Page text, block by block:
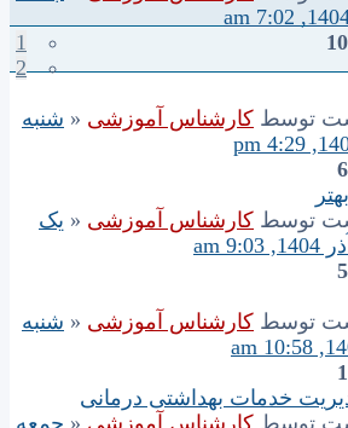
10
1
2
توسط کارشناس آموزشی « شنبه
6
توسط کارشناس آموزشی « یک
5
توسط کارشناس آموزشی « شنبه
1
خدمات بهداشتی درمانی
توسط کارشناس آموزشی « جمعه